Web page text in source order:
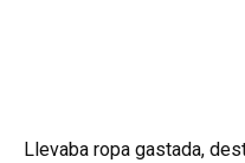
Llevaba ropa gastada,